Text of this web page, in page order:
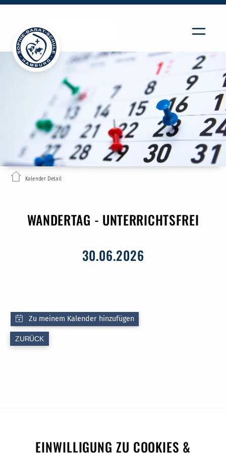
EINWILLIGUNG ZU COOKIES &
Kalender Detail
WANDERTAG - UNTERRICHTSFREI
30.06.2026
ZURÜCK